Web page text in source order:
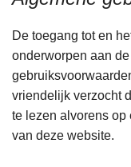
De toegang tot en
onderworpen aan
vriendelijk verzocht
te lezen alvorens op
van deze